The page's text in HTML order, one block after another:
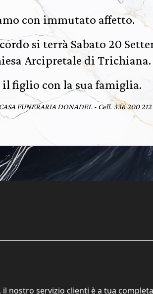
con immutato affetto.
si terrà Sabato 20
Arcipretale di Trichiana.
il figlio con la sua famiglia.
FUNERARIA DONADEL - Cell. 336 200
il nostro servizio clienti è a tua